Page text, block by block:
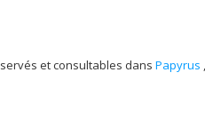
et consultables dans Papyrus